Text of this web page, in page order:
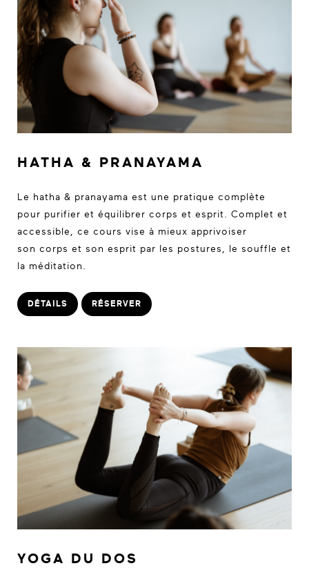
HATHA & PRANAYAMA
Le hatha & pranayama est une pratique complète
pour purifier et équilibrer corps et esprit. Complet et
accessible, ce cours vise à mieux apprivoiser
son corps et son esprit par les postures, le souffle et
la méditation.
DÉTAILS RÉSERVER
YOGA DU DOS